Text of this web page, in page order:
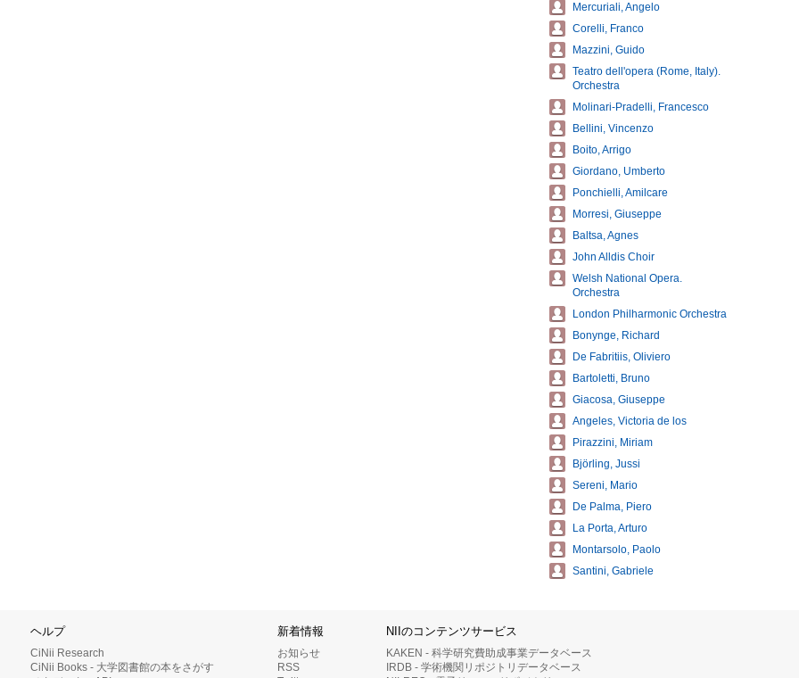
Mercuriali, Angelo
Corelli, Franco
Mazzini, Guido
Teatro dell'opera (Rome, Italy).
Orchestra
Molinari-Pradelli, Francesco
Bellini, Vincenzo
Boito, Arrigo
Giordano, Umberto
Ponchielli, Amilcare
Morresi, Giuseppe
Baltsa, Agnes
John Alldis Choir
Welsh National Opera.
Orchestra
London Philharmonic Orchestra
Bonynge, Richard
De Fabritiis, Oliviero
Bartoletti, Bruno
Giacosa, Giuseppe
Angeles, Victoria de los
Pirazzini, Miriam
Björling, Jussi
Sereni, Mario
De Palma, Piero
La Porta, Arturo
Montarsolo, Paolo
Santini, Gabriele
ヘルプ
CiNii Research
CiNii Books - 大学図書館の本をさがす
新着情報
お知らせ
RSS
NIIのコンテンツサービス
KAKEN - 科学研究費助成事業データベース
IRDB - 学術機関リポジトリデータベース